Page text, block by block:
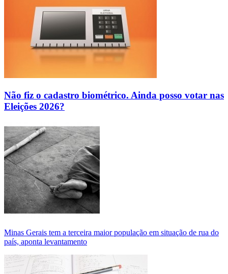
Não fiz o cadastro biométrico. Ainda posso votar nas
Eleições 2026?
Minas Gerais tem a terceira maior população em situação de rua do
país, aponta levantamento